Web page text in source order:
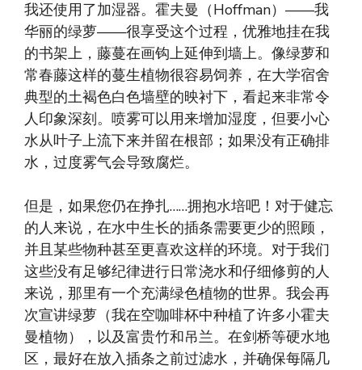
我还使用了加湿器。霍夫曼（Hoffman）——我
华丽的绿萝——很享受这个过程，优雅地挂在我
的书架上，藤蔓在画钩上延伸到墙上。像绿萝和
常春藤这样的蔓生植物很容易饲养，在大学宿舍
典型的土褐色白色墙壁的映衬下，看起来非常令
人印象深刻。喷雾可以用来增加湿度，但要小心
水从叶子上流下来并留在根部；如果没有正确排
水，过度雾气会导致腐烂。
但是，如果您仍在挣扎……拥抱水培吧！对于健忘
的人来说，在水中生长的插条需要更少的照顾，
并且某些物种甚至更喜欢这样的环境。对于我们
这些没有足够纪律进行日常浇水和仔细修剪的人
来说，那里有一个充满绿色植物的世界。我会再
次宣讲绿萝（我在空咖啡杯中种植了许多小霍夫
曼植物），以及富贵竹和吊兰。在剑桥等硬水地
区，最好在放入插条之前过滤水，并确保每隔几